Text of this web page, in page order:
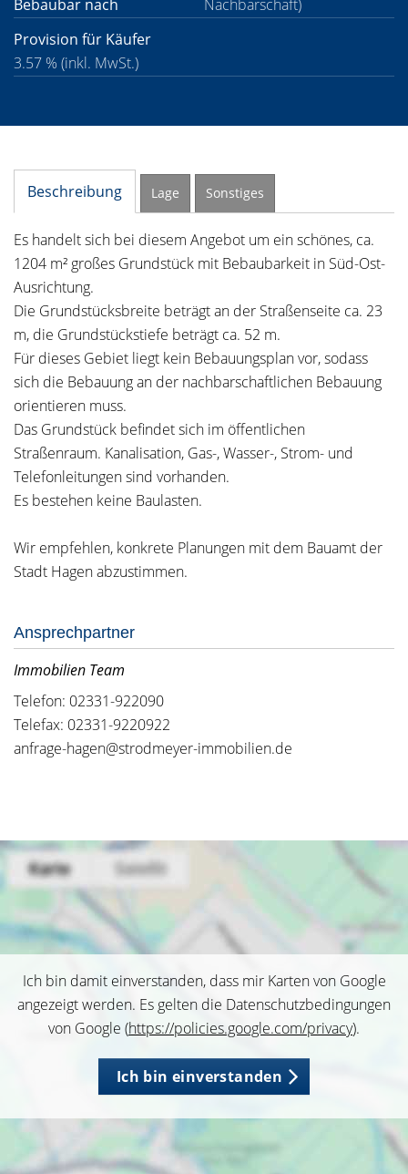
Bebaubar nach
Nachbarschaft)
Provision für Käufer
3.57 % (inkl. MwSt.)
Beschreibung Lage Sonstiges
Es handelt sich bei diesem Angebot um ein schönes, ca.
1204 m² großes Grundstück mit Bebaubarkeit in Süd-Ost-
Ausrichtung.
Die Grundstücksbreite beträgt an der Straßenseite ca. 23
m, die Grundstückstiefe beträgt ca. 52 m.
Für dieses Gebiet liegt kein Bebauungsplan vor, sodass
sich die Bebauung an der nachbarschaftlichen Bebauung
orientieren muss.
Das Grundstück befindet sich im öffentlichen
Straßenraum. Kanalisation, Gas-, Wasser-, Strom- und
Telefonleitungen sind vorhanden.
Es bestehen keine Baulasten.
Wir empfehlen, konkrete Planungen mit dem Bauamt der
Stadt Hagen abzustimmen.
Ansprechpartner
Immobilien Team
Telefon: 02331-922090
Telefax: 02331-9220922
anfrage-hagen@strodmeyer-immobilien.de
Ich bin damit einverstanden, dass mir Karten von Google
angezeigt werden. Es gelten die Datenschutzbedingungen
von Google (https://policies.google.com/privacy).
Ich bin einverstanden